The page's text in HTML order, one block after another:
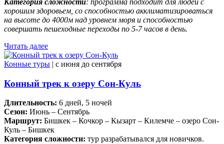
Категория сложности: программа подходит для людей с
хорошим здоровьем, со способностью акклиматизироваться
на высоте до 4000м над уровнем моря и способностью
совершать пешеходные переходы по 5-7 часов в день.
Читать далее
Конные туры | c июня до сентября
Конный трек к озеру Сон-Куль
Длительность: 6 дней, 5 ночей
Сезон: Июнь – Сентябрь
Маршрут: Бишкек – Кочкор – Кызарт – Килемче – озеро Сон-
Куль – Бишкек
Категория сложности: тур разрабатывался для новичков.